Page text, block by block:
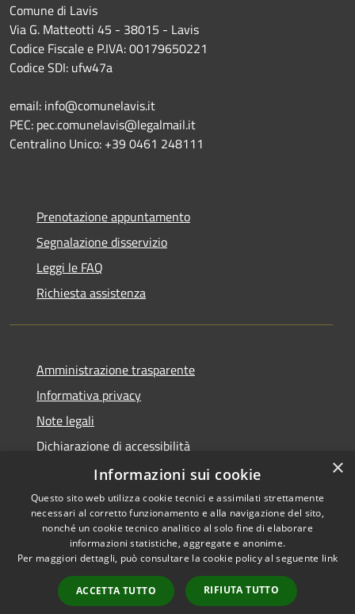
Comune di Lavis
Via G. Matteotti 45 - 38015 - Lavis
Codice Fiscale e P.IVA: 00179650221
Codice SDI: ufw47a
email: info@comunelavis.it
PEC: pec.comunelavis@legalmail.it
Centralino Unico: +39 0461 248111
Prenotazione appuntamento
Segnalazione disservizio
Leggi le FAQ
Richiesta assistenza
Amministrazione trasparente
Informativa privacy
Note legali
Dichiarazione di accessibilità
Informative Privacy
RSS
Accessibilità
Copyright © 2026 • Comune di
Municipium•
Accesso
redazione
×
Informazioni sui cookie
Questo sito web utilizza cookie tecnici e assimilati strettamente
necessari al corretto funzionamento e alla navigazione del sito,
nonché un cookie tecnico analitico al solo fine di elaborare
informazioni statistiche, aggregate e anonime.
Per maggiori dettagli, può consultare la cookie policy al seguente link
ACCETTA TUTTO RIFIUTA TUTTO